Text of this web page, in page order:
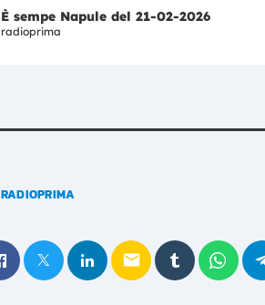
È sempe Napule del 21-02-2026
radioprima
RADIOPRIMA
email